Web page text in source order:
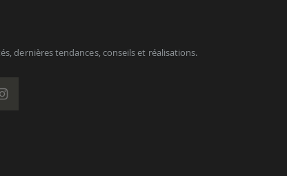
dernières tendances, conseils et réalisations.